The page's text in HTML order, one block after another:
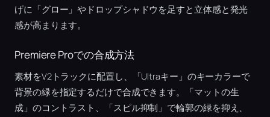
げに「グロー」やドロップシャドウを足すと立体感と発光
感が高まります。
Premiere Proでの合成方法
素材をV2トラックに配置し、「Ultraキー」のキーカラーで
背景の緑を指定するだけで合成できます。「マットの生
成」のコントラスト、「スピル抑制」で輪郭の緑を抑え、